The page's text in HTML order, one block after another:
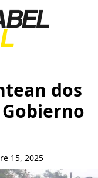
dos
15, 2025